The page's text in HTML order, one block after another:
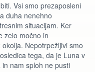
Vsi smo prezaposleni
duha nenehno
situacijam. Ker
zelo močno in
Nepotrpežljivi smo
tega, da je Luna v
nam sploh ne pusti